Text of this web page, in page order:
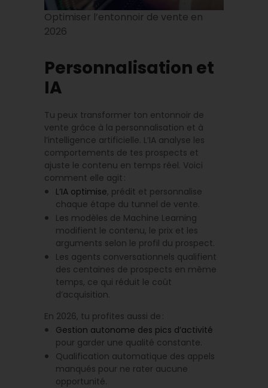
Optimiser l’entonnoir de vente en
2026
Personnalisation et
IA
Tu peux transformer ton entonnoir de
vente grâce à la personnalisation et à
l’intelligence artificielle. L’IA analyse les
comportements de tes prospects et
ajuste le contenu en temps réel. Voici
comment elle agit :
L’IA optimise, prédit et personnalise
chaque étape du tunnel de vente.
Les modèles de Machine Learning
modifient le contenu, le prix et les
arguments selon le profil du prospect.
Les agents conversationnels qualifient
des centaines de prospects en même
temps, ce qui réduit le coût
d’acquisition.
En 2026, tu profites aussi de :
Gestion autonome des pics d’activité
pour garder une qualité constante.
Qualification automatique des appels
manqués pour ne rater aucune
opportunité.